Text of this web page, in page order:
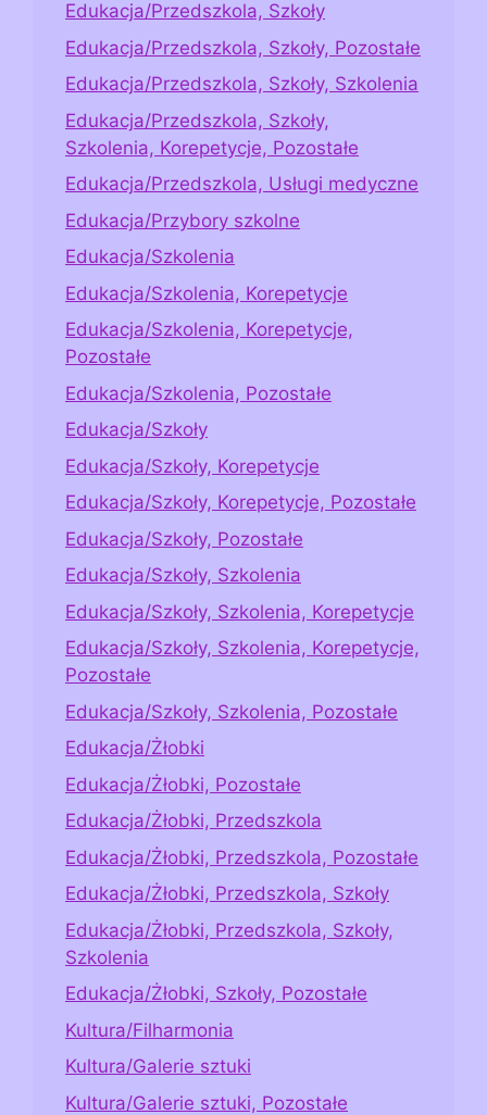
Edukacja/Przedszkola, Szkoły
Edukacja/Przedszkola, Szkoły, Pozostałe
Edukacja/Przedszkola, Szkoły, Szkolenia
Edukacja/Przedszkola, Szkoły,
Szkolenia, Korepetycje, Pozostałe
Edukacja/Przedszkola, Usługi medyczne
Edukacja/Przybory szkolne
Edukacja/Szkolenia
Edukacja/Szkolenia, Korepetycje
Edukacja/Szkolenia, Korepetycje,
Pozostałe
Edukacja/Szkolenia, Pozostałe
Edukacja/Szkoły
Edukacja/Szkoły, Korepetycje
Edukacja/Szkoły, Korepetycje, Pozostałe
Edukacja/Szkoły, Pozostałe
Edukacja/Szkoły, Szkolenia
Edukacja/Szkoły, Szkolenia, Korepetycje
Edukacja/Szkoły, Szkolenia, Korepetycje,
Pozostałe
Edukacja/Szkoły, Szkolenia, Pozostałe
Edukacja/Żłobki
Edukacja/Żłobki, Pozostałe
Edukacja/Żłobki, Przedszkola
Edukacja/Żłobki, Przedszkola, Pozostałe
Edukacja/Żłobki, Przedszkola, Szkoły
Edukacja/Żłobki, Przedszkola, Szkoły,
Szkolenia
Edukacja/Żłobki, Szkoły, Pozostałe
Kultura/Filharmonia
Kultura/Galerie sztuki
Kultura/Galerie sztuki, Pozostałe